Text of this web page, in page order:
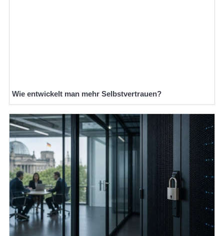
Wie entwickelt man mehr Selbstvertrauen?